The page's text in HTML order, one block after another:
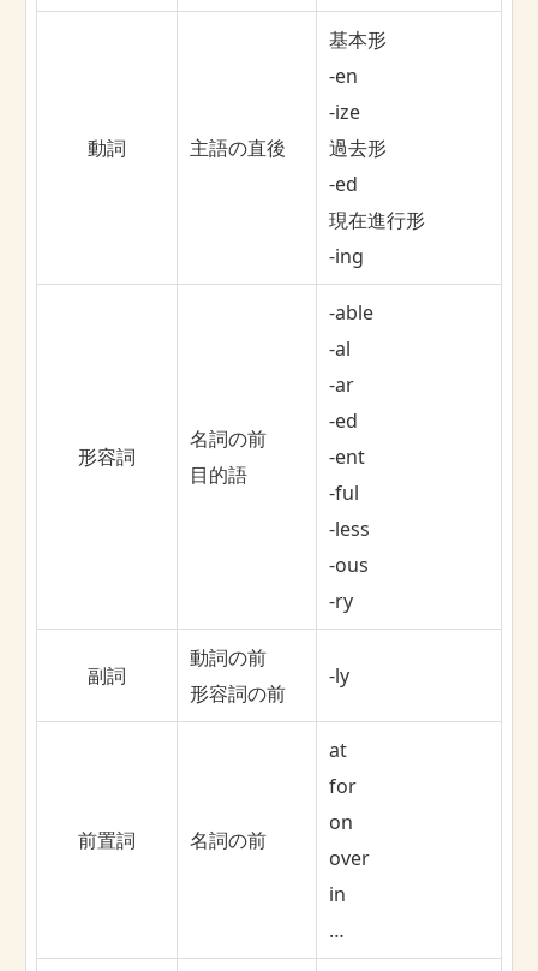
動詞 主語の直後
基本形
-en
-ize
過去形
-ed
現在進行形
-ing
形容詞
名詞の前
目的語
-able
-al
-ar
-ed
-ent
-ful
-less
-ous
-ry
副詞
動詞の前
形容詞の前
-ly
前置詞 名詞の前
at
for
on
over
in
…